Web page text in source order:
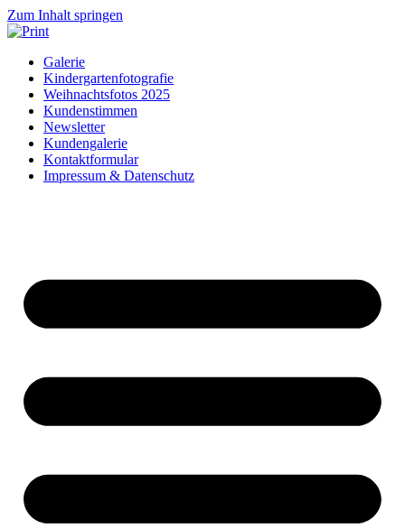
Zum Inhalt springen
Galerie
Kindergartenfotografie
Weihnachtsfotos 2025
Kundenstimmen
Newsletter
Kundengalerie
Kontaktformular
Impressum & Datenschutz